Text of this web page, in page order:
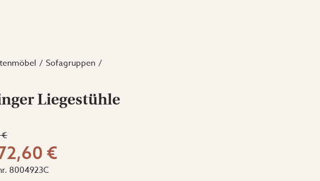
Sofagruppen
Liegestühle
€
€
8004923C